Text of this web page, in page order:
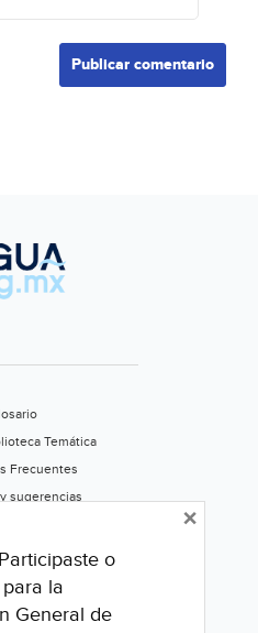
Temática
Frecuentes
sugerencias
este portal
o
la
General de
×